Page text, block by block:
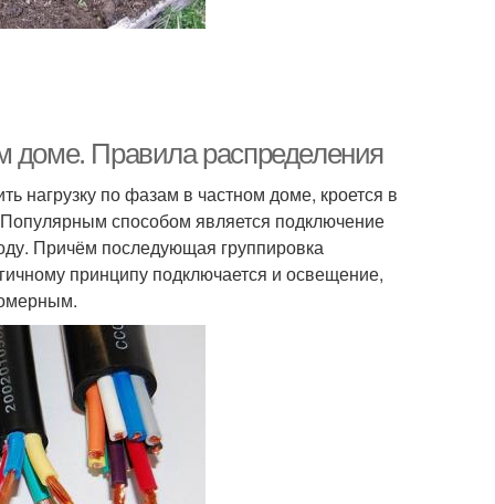
доме. Правила распределения
нагрузку по фазам в частном доме, кроется в
способом является подключение
Причём последующая группировка
принципу подключается и освещение,